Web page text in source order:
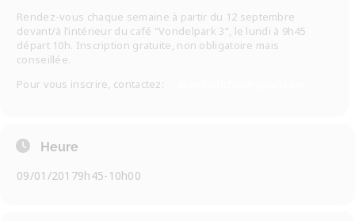
Rendez-vous chaque semaine à partir du 12 septembre
devant/à l’intérieur du café “Vondelpark 3”, le lundi à 9h45
départ 10h. Inscription gratuite, non obligatoire mais
conseillée.
Pour vous inscrire, contactez:
Heure
09/01/20179h45- 10h00